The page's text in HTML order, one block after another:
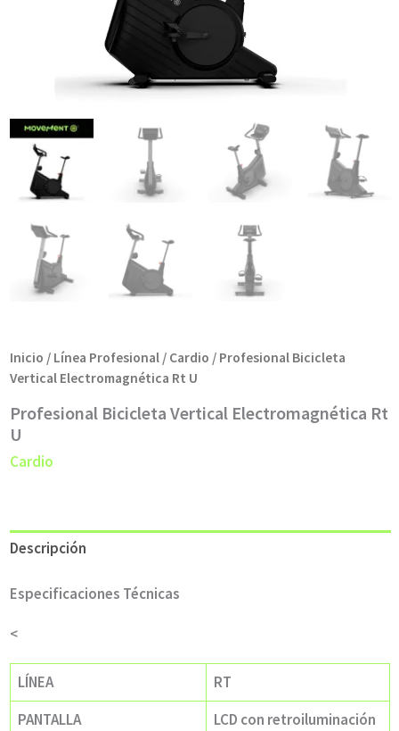
Inicio / Línea Profesional / Cardio / Profesional Bicicleta
Vertical Electromagnética Rt U
Profesional Bicicleta Vertical Electromagnética Rt
U
Cardio
Descripción
Especificaciones Técnicas
<
LÍNEA
RT
PANTALLA
LCD con retroiluminación